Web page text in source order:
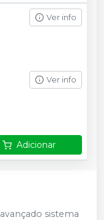
Ver info
Ver info
Adicionar
avançado sistema